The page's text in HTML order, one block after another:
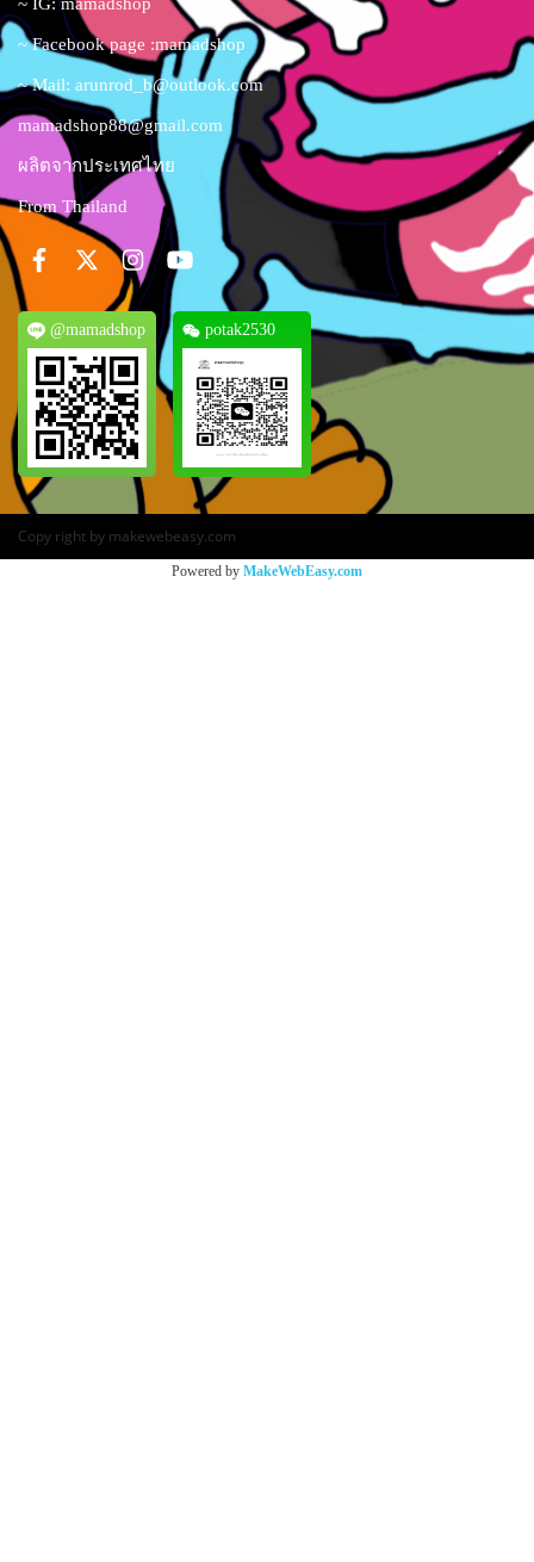
~ Facebook page :mamadshop
~ Mail: arunrod_b@outlook.com
mamadshop88@gmail.com
ผลิตจากประเทศไทย
From Thailand
@mamadshop potak2530
Copy right by makewebeasy.com
Powered by MakeWebEasy.com